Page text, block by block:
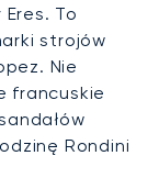
To
strojów
Nie
francuskie
Rondini